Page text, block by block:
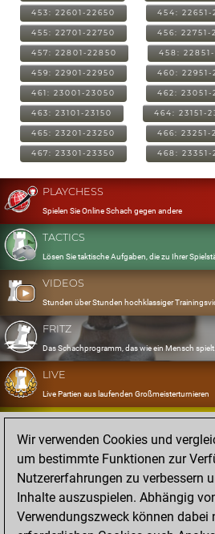
453: 22601-22650 454: 22651-
455: 22701-22750 456: 22751-
457: 22801-22850 458:
459: 22901-22950 460: 22951-
461: 23001-23050 462: 23051-
463: 23101-23150 464: 23151-
465: 23201-23250 466: 23251-
467: 23301-23350 468: 23351-
PLAYCHESS
Spielen Sie Online Schach gegen andere
TACTICS
Lösen Sie taktische Aufgaben, die zu Ihrer
VIDEOS
Stunden über Stunden hochklassiger
FRITZ
Das Schachprogramm, das wie ein Mensch
LIVE
Live Partien aus laufenden Großmeisterturnieren
OPENINGS
Erfassen und Üben Sie Ihr Eröffnungsrepertoire
DATABASE
Acht Millionen starke Partien
MYGAMES
Speichern und analysieren Sie eigene Partien in
Wir verwenden Cookies und
um bestimmte Funktionen zur
Nutzererfahrungen zu verbessern
Inhalte auszuspielen. Abhängig
Verwendungszweck können dabei